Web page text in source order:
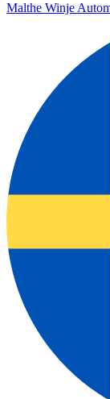
Malthe Winje